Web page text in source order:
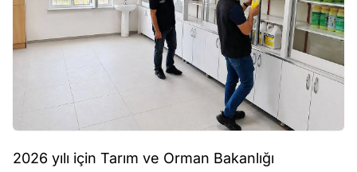
2026 yılı için Tarım ve Orman Bakanlığı